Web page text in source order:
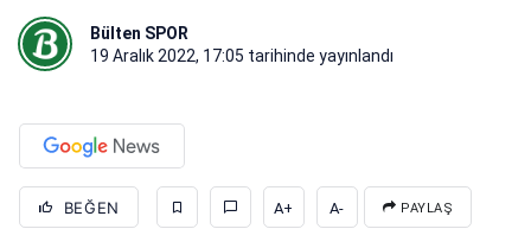
Bülten SPOR
19 Aralık 2022, 17:05 tarihinde yayınlandı
BEĞEN A+ A- PAYLAŞ